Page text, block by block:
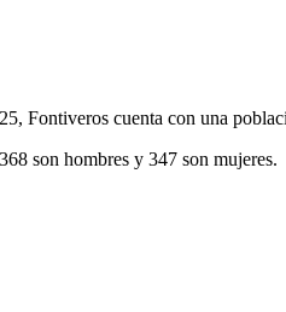
Fontiveros cuenta con una
son hombres y 347 son mujeres.